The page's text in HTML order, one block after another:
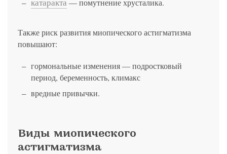
― помутнение хрусталика.
Также риск развития миопического астигматизма
повышают:
гормональные изменения ― подростковый
период, беременность, климакс
вредные привычки.
Виды миопического
астигматизма